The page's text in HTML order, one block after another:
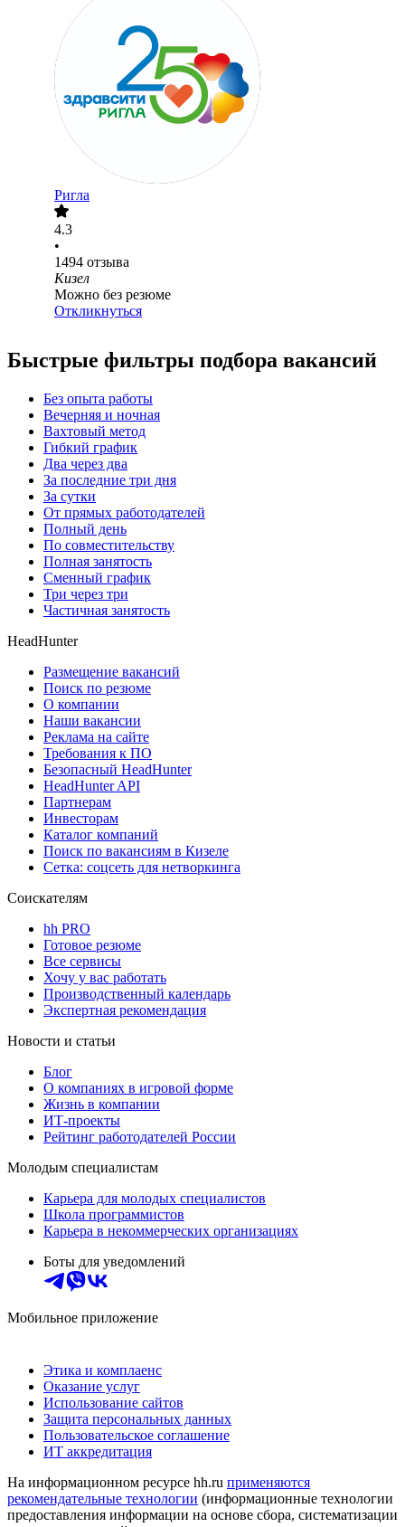
Ригла
4.3
•
1494 отзыва
Кизел
Можно без резюме
Откликнуться
Быстрые фильтры подбора вакансий
Без опыта работы
Вечерняя и ночная
Вахтовый метод
Гибкий график
Два через два
За последние три дня
За сутки
От прямых работодателей
Полный день
По совместительству
Полная занятость
Сменный график
Три через три
Частичная занятость
HeadHunter
Размещение вакансий
Поиск по резюме
О компании
Наши вакансии
Реклама на сайте
Требования к ПО
Безопасный HeadHunter
HeadHunter API
Партнерам
Инвесторам
Каталог компаний
Поиск по вакансиям в Кизеле
Сетка: соцсеть для нетворкинга
Соискателям
hh PRO
Готовое резюме
Все сервисы
Хочу у вас работать
Производственный календарь
Экспертная рекомендация
Новости и статьи
Блог
О компаниях в игровой форме
Жизнь в компании
ИТ-проекты
Рейтинг работодателей России
Молодым специалистам
Карьера для молодых специалистов
Школа программистов
Карьера в некоммерческих организациях
Боты для уведомлений
Мобильное приложение
Этика и комплаенс
Оказание услуг
Использование сайтов
Защита персональных данных
Пользовательское соглашение
ИТ аккредитация
На информационном ресурсе hh.ru применяются
рекомендательные технологии (информационные технологии
предоставления информации на основе сбора, систематизации